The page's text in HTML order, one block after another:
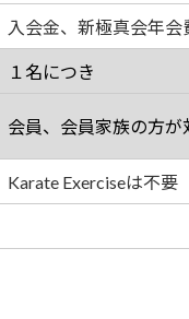
入会金、新極真会年会
１名につき
会員、会員家族の方が
Karate Exerciseは不要